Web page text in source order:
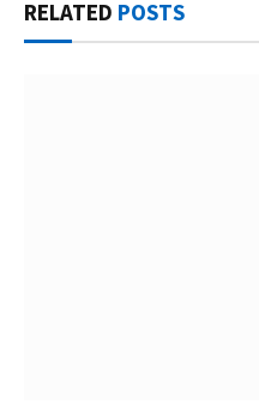
RELATED POSTS